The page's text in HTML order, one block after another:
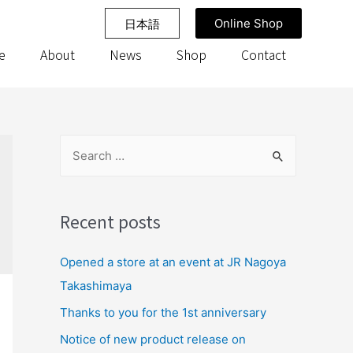
日本語 Online Shop
About News Shop Contact
Recent posts
Opened a store at an event at JR Nagoya
Takashimaya
Thanks to you for the 1st anniversary
Notice of new product release on